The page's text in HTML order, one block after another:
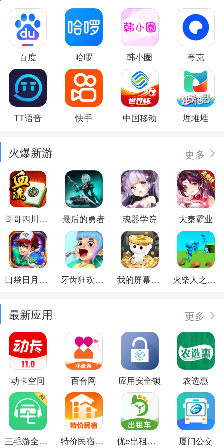
百度 哈啰 韩小圈 夸克
TT语音 快手 中国移动 埋堆堆
火爆新游 更多
哥哥四川麻将 最后的勇者 魂器学院 大秦霸业
口袋日月游戏软件 牙齿狂欢派对 我的屏幕在喷钱 火柴人之觉醒年代
最新应用 更多
动卡空间 百合网 应用安全锁 农选惠
三毛游全球景点讲解语音导游 特价民宿预订 优e出租司机 厦门公交